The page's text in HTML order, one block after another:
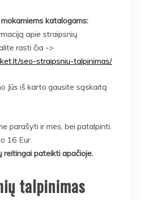
katalogams:
apie straipsnių
rasti čia ->
seo-straipsniu-talpinimas/
Jūs iš karto gausite sąskaitą
parašyti ir mes, bei patalpinti.
16 Eur.
reitingai pateikti apačioje.
talpinimas